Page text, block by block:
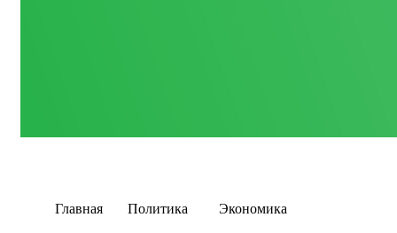
Главная Политика Экономика